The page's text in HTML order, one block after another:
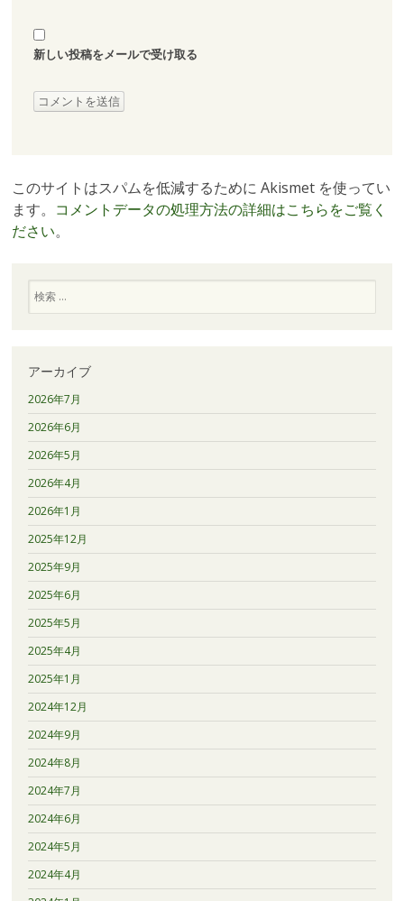
新しい投稿をメールで受け取る
このサイトはスパムを低減するために Akismet を使ってい
ます。 コメントデータの処理方法の詳細はこちらをご覧く
ださい。
索
アーカイブ
2026年7月
2026年6月
2026年5月
2026年4月
2026年1月
2025年12月
2025年9月
2025年6月
2025年5月
2025年4月
2025年1月
2024年12月
2024年9月
2024年8月
2024年7月
2024年6月
2024年5月
2024年4月